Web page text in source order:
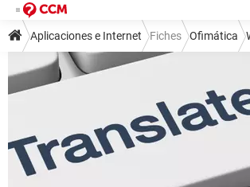
Aplicaciones e Internet Fiches Ofimática